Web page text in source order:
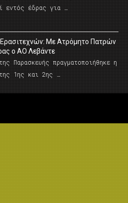
εντός έδρας για …
Με Ατρόμητο Πατρών
ο ΑΟ Λεβάντε
Παρασκευής πραγματοποιήθηκε η
1ης και 2ης …